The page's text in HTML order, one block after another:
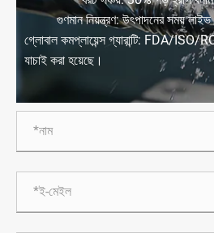
গুণমান নিয়ন্ত্রণ: উৎপাদনের সময়
গ্লোবাল কমপ্লায়েন্স গ্যারান্টি: FDA/ISO/
যাচাই করা হয়েছে।